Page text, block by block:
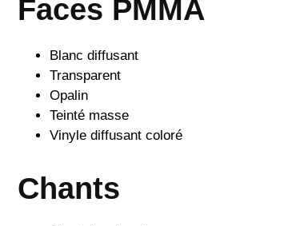
Faces PMMA
Blanc diffusant
Transparent
Opalin
Teinté masse
Vinyle diffusant coloré
Chants